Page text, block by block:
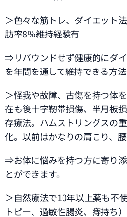
＞色々な筋トレ、ダイエット
肪率8％維持経験有
⇒リバウンドせず健康的にダ
を年間を通して維持できる方法
＞怪我や故障、古傷を持つ体
在も後十字靭帯損傷、半月板
存療法。ハムストリングスの
化。以前はかなりの肩こり、腰
⇒お体に悩みを持つ方に寄り
とができます。
＞自然療法で10年以上薬も不
トピー、過敏性腸炎、痔持ち）